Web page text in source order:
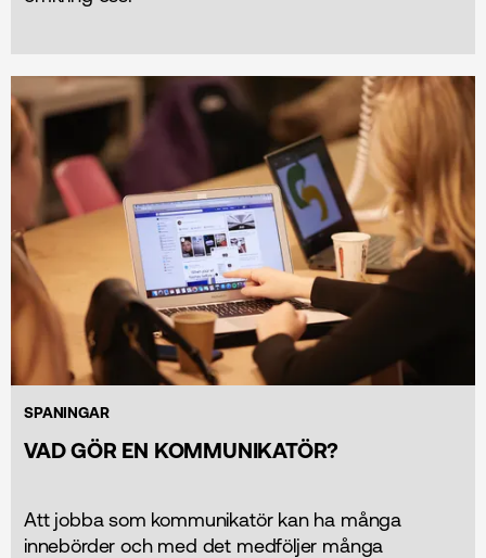
SPANINGAR
VAD GÖR EN KOMMUNIKATÖR?
Att jobba som kommunikatör kan ha många
innebörder och med det medföljer många